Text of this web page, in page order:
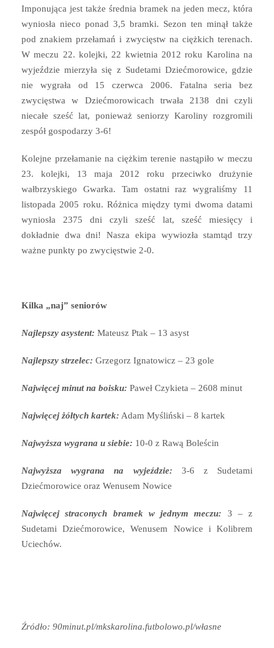
Imponująca jest także średnia bramek na jeden mecz, która
wyniosła nieco ponad 3,5 bramki. Sezon ten minął także
pod znakiem przełamań i zwycięstw na ciężkich terenach.
W meczu 22. kolejki, 22 kwietnia 2012 roku Karolina na
wyjeździe mierzyła się z Sudetami Dziećmorowice, gdzie
nie wygrała od 15 czerwca 2006. Fatalna seria bez
zwycięstwa w Dziećmorowicach trwała 2138 dni czyli
niecałe sześć lat, ponieważ seniorzy Karoliny rozgromili
zespół gospodarzy 3-6!
Kolejne przełamanie na ciężkim terenie nastąpiło w meczu
23. kolejki, 13 maja 2012 roku przeciwko drużynie
wałbrzyskiego Gwarka. Tam ostatni raz wygraliśmy 11
listopada 2005 roku. Różnica między tymi dwoma datami
wyniosła 2375 dni czyli sześć lat, sześć miesięcy i
dokładnie dwa dni! Nasza ekipa wywiozła stamtąd trzy
ważne punkty po zwycięstwie 2-0.
Kilka „naj” seniorów
Najlepszy asystent: Mateusz Ptak – 13 asyst
Najlepszy strzelec: Grzegorz Ignatowicz – 23 gole
Najwięcej minut na boisku: Paweł Czykieta – 2608 minut
Najwięcej żółtych kartek: Adam Myśliński – 8 kartek
Najwyższa wygrana u siebie: 10-0 z Rawą Boleścin
Najwyższa wygrana na wyjeździe: 3-6 z Sudetami
Dziećmorowice oraz Wenusem Nowice
Najwięcej straconych bramek w jednym meczu: 3 – z
Sudetami Dziećmorowice, Wenusem Nowice i Kolibrem
Uciechów.
Źródło: 90minut.pl/mkskarolina.futbolowo.pl/własne